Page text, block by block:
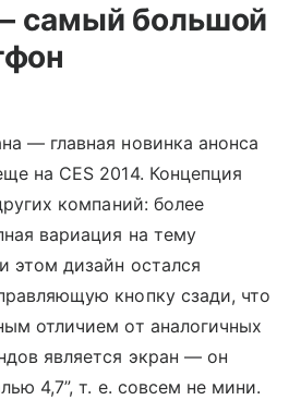
самый большой
— главная новинка анонса
на CES 2014. Концепция
компаний: более
вариация на тему
этом дизайн остался
кнопку сзади, что
отличием от аналогичных
является экран — он
4,7”, т. е. совсем не мини.